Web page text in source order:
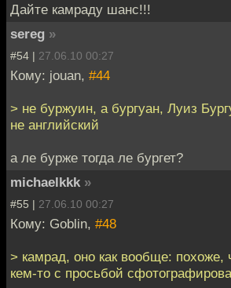
Дайте камраду шанс!!!
sereg »
#54 | 27.06.10 00:27
Кому: jouan, #44
> не буржуин, а бургуан, Луиз
не английский
а ле бурже тогда ле бургет?
michaelkkk »
#55 | 27.06.10 00:27
Кому: Goblin, #48
> камрад, оно как вообще: похоже,
кем-то с просьбой